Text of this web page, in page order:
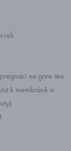
na gore-tex
k membráně a